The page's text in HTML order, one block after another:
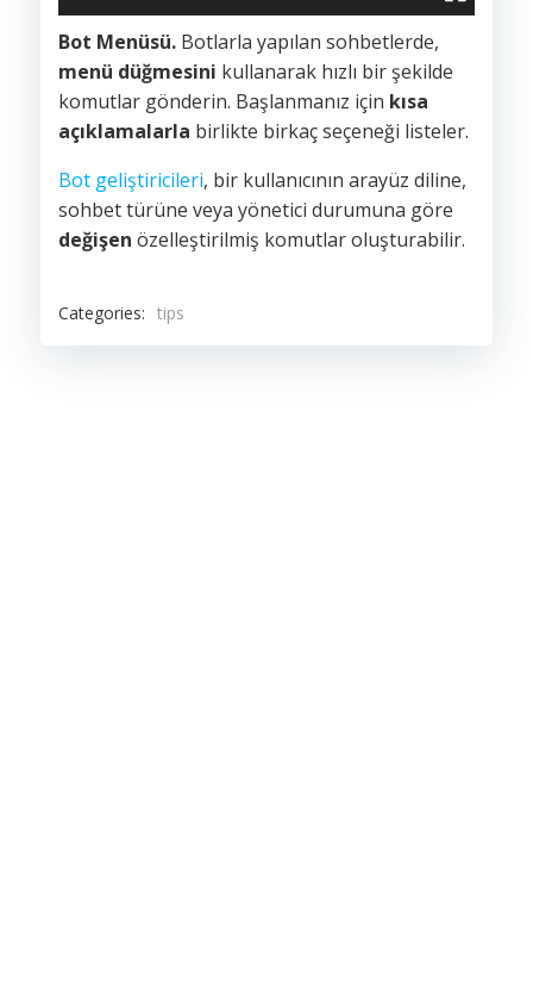
Bot Menüsü. Botlarla yapılan sohbetlerde,
menü düğmesini kullanarak hızlı bir şekilde
komutlar gönderin. Başlanmanız için kısa
açıklamalarla birlikte birkaç seçeneği listeler.
Bot geliştiricileri, bir kullanıcının arayüz diline,
sohbet türüne veya yönetici durumuna göre
değişen özelleştirilmiş komutlar oluşturabilir.
Categories: tips